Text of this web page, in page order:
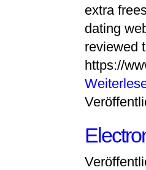
extra
dating
reviewed
https://